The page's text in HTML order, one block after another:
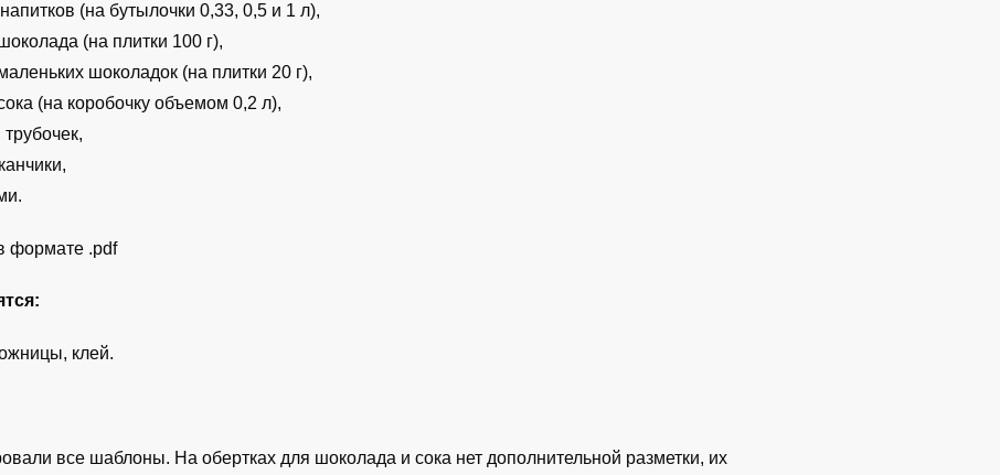
(на бутылочки 0,33, 0,5 и 1 л),
(на плитки 100 г),
шоколадок (на плитки 20 г),
(на коробочку объемом 0,2 л),
формате .pdf
клей.
все шаблоны. На обертках для шоколада и сока нет дополнительной разметки, их